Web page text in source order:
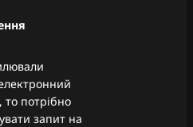
то потрібно
запит на